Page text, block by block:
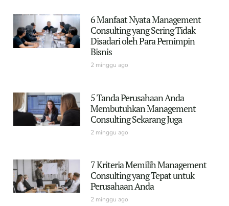
6 Manfaat Nyata Management
Consulting yang Sering Tidak
Disadari oleh Para Pemimpin
Bisnis
2 minggu ago
5 Tanda Perusahaan Anda
Membutuhkan Management
Consulting Sekarang Juga
2 minggu ago
7 Kriteria Memilih Management
Consulting yang Tepat untuk
Perusahaan Anda
2 minggu ago